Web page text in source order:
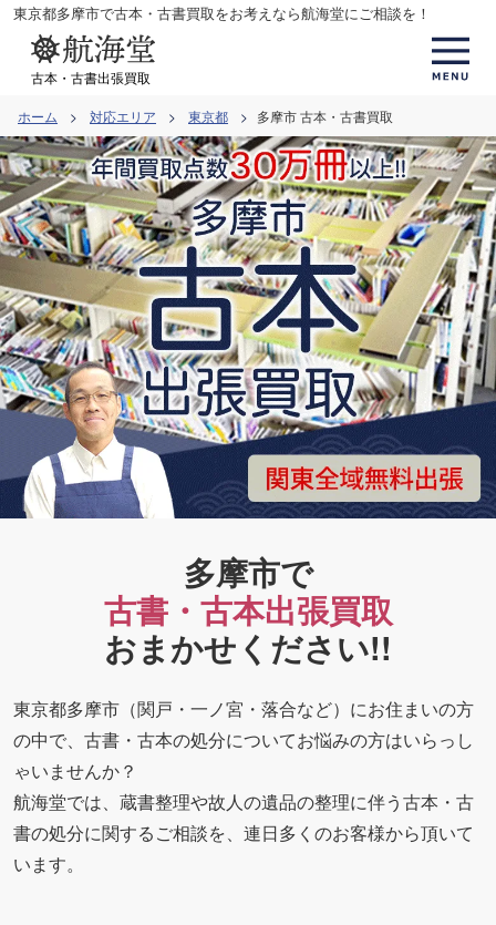
コ
ツ
へ
ス
キ
ッ
プ
東京都多摩市で古本・古書買取をお考えなら航海堂にご相談を！
古本・古書出張買取
ホーム 対応エリア 東京都 多摩市 古本・古書買取
多摩市で
古書・古本出張買取
おまかせください!!
東京都多摩市（関戸・一ノ宮・落合など）にお住まいの方
の中で、古書・古本の処分についてお悩みの方はいらっし
ゃいませんか？
航海堂では、蔵書整理や故人の遺品の整理に伴う古本・古
書の処分に関するご相談を、連日多くのお客様から頂いて
います。